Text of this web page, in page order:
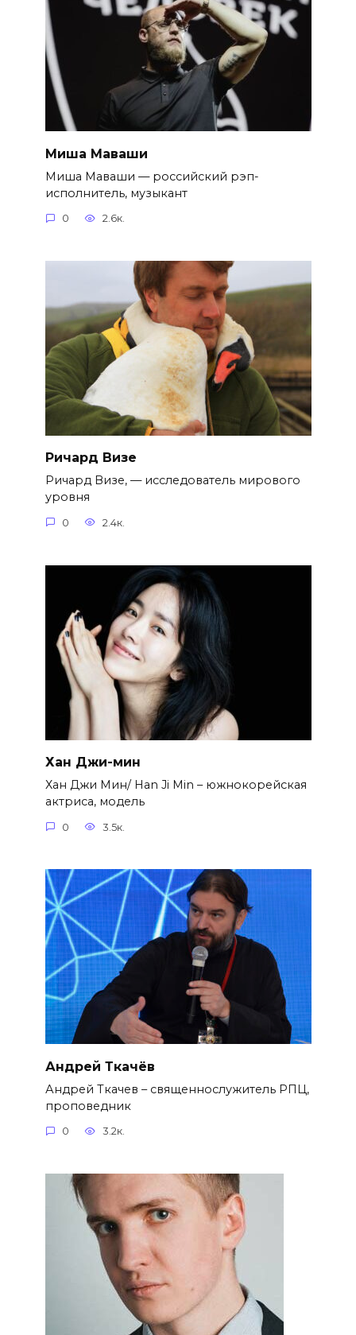
Миша Маваши
Миша Маваши — российский рэп-
исполнитель, музыкант
0 2.6к.
Ричард Визе
Ричард Визе, — исследователь мирового
уровня
0 2.4к.
Хан Джи-мин
Хан Джи Мин/ Han Ji Min – южнокорейская
актриса, модель
0 3.5к.
Андрей Ткачёв
Андрей Ткачев – священнослужитель РПЦ,
проповедник
0 3.2к.